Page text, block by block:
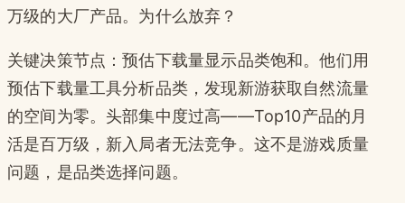
万级的大厂产品。为什么放弃？
关键决策节点：预估下载量显示品类饱和。他们用
预估下载量工具分析品类，发现新游获取自然流量
的空间为零。头部集中度过高——Top10产品的月
活是百万级，新入局者无法竞争。这不是游戏质量
问题，是品类选择问题。